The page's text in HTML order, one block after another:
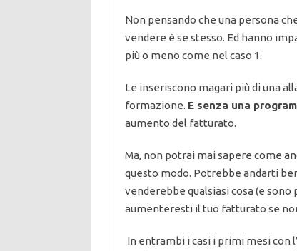
Non pensando che una persona
vendere è se stesso. Ed hanno
più o meno come nel caso 1.
Le inseriscono magari più di una
formazione. E senza una
aumento del fatturato.
Ma, non potrai mai sapere come
questo modo. Potrebbe andarti
venderebbe qualsiasi cosa (e
aumenteresti il tuo fatturato se
In entrambi i casi i primi mesi